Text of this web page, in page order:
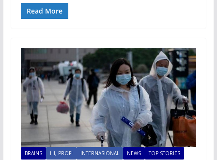
Read More
BRAINS HI, PROF! INTERNASIONAL NEWS TOP STORIES